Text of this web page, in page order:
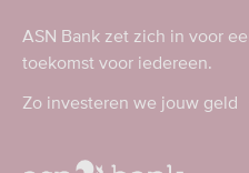
ASN Bank zet zich in voor
toekomst voor iedereen.
Zo investeren we jouw geld